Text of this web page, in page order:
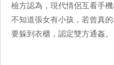
檢方認為，現代情侶互看手
不知道張女有小孩，若曾真
要躲到衣櫃，認定雙方通姦。